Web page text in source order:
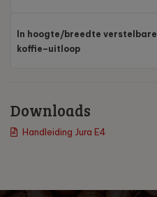
In hoogte/breedte verstelbare
koffie–uitloop
Downloads
Handleiding Jura E4